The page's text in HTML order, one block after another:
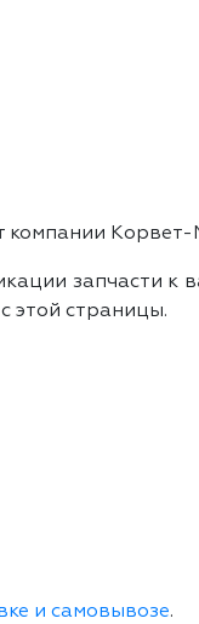
Корвет-
запчасти к
этой страницы.
и самовывозе.